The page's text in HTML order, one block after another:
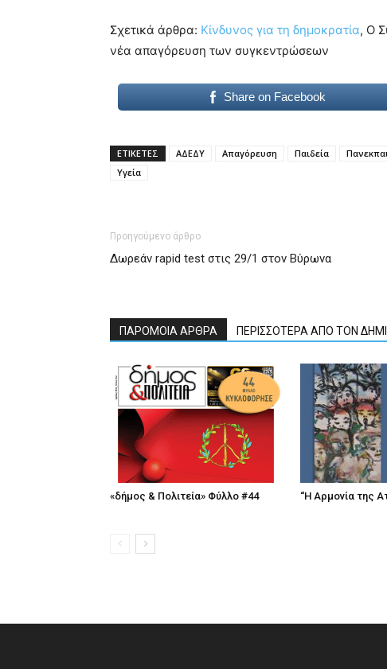
Σχετικά άρθρα: Κίνδυνος για τη δημοκρατία, Ο
νέα απαγόρευση των συγκεντρώσεων
Share on Facebook
ΕΤΙΚΕΤΕΣ ΑΔΕΔΥ Απαγόρευση Παιδεία
Υγεία
Προηγούμενο άρθρο
Δωρεάν rapid test στις 29/1 στον Βύρωνα
ΠΑΡΟΜΟΙΑ ΑΡΘΡΑ ΠΕΡΙΣΣΟΤΕΡΑ ΑΠΟ ΤΟΝ
«δήμος & Πολιτεία» Φύλλο #44 “Η Αρμονία της